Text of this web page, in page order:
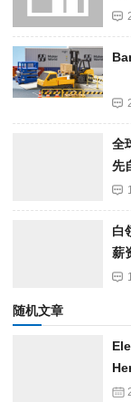
全
先
白
薪
随机文章